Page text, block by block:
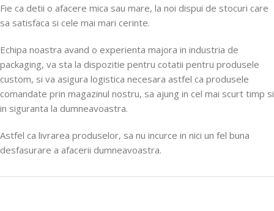
Fie ca detii o afacere mica sau mare, la noi dispui de stocuri care
sa satisfaca si cele mai mari cerinte.
Echipa noastra avand o experienta majora in industria de
packaging, va sta la dispozitie pentru cotatii pentru produsele
custom, si va asigura logistica necesara astfel ca produsele
comandate prin magazinul nostru, sa ajung in cel mai scurt timp si
in siguranta la dumneavoastra.
Astfel ca livrarea produselor, sa nu incurce in nici un fel buna
desfasurare a afacerii dumneavoastra.